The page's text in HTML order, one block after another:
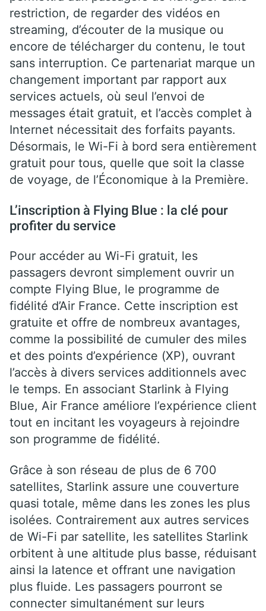
restriction, de regarder des vidéos en
streaming, d’écouter de la musique ou
encore de télécharger du contenu, le tout
sans interruption. Ce partenariat marque un
changement important par rapport aux
services actuels, où seul l’envoi de
messages était gratuit, et l’accès complet à
Internet nécessitait des forfaits payants.
Désormais, le Wi-Fi à bord sera entièrement
gratuit pour tous, quelle que soit la classe
de voyage, de l’Économique à la Première.
L’inscription à Flying Blue : la clé pour
profiter du service
Pour accéder au Wi-Fi gratuit, les
passagers devront simplement ouvrir un
compte Flying Blue, le programme de
fidélité d’Air France. Cette inscription est
gratuite et offre de nombreux avantages,
comme la possibilité de cumuler des miles
et des points d’expérience (XP), ouvrant
l’accès à divers services additionnels avec
le temps. En associant Starlink à Flying
Blue, Air France améliore l’expérience client
tout en incitant les voyageurs à rejoindre
son programme de fidélité.
Grâce à son réseau de plus de 6 700
satellites, Starlink assure une couverture
quasi totale, même dans les zones les plus
isolées. Contrairement aux autres services
de Wi-Fi par satellite, les satellites Starlink
orbitent à une altitude plus basse, réduisant
ainsi la latence et offrant une navigation
plus fluide. Les passagers pourront se
connecter simultanément sur leurs